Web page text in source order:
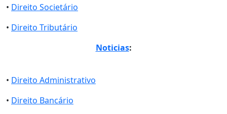
• Direito Societário
• Direito Tributário
Noticias:
• Direito Administrativo
• Direito Bancário